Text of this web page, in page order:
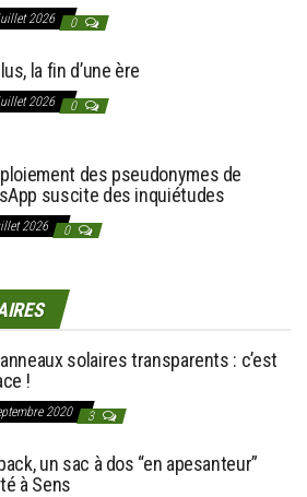
2026 0
la fin d’une ère
2026 0
des pseudonymes de
suscite des inquiétudes
2026 0
solaires transparents : c’est
!
2020 3
un sac à dos “en apesanteur”
à Sens